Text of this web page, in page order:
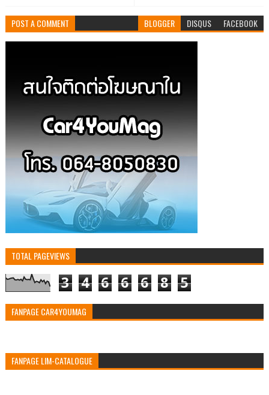
POST A COMMENT BLOGGER DISQUS FACEBOOK
TOTAL PAGEVIEWS
3 4 6 6 6 8 5
FANPAGE CAR4YOUMAG
FANPAGE LIM-CATALOGUE